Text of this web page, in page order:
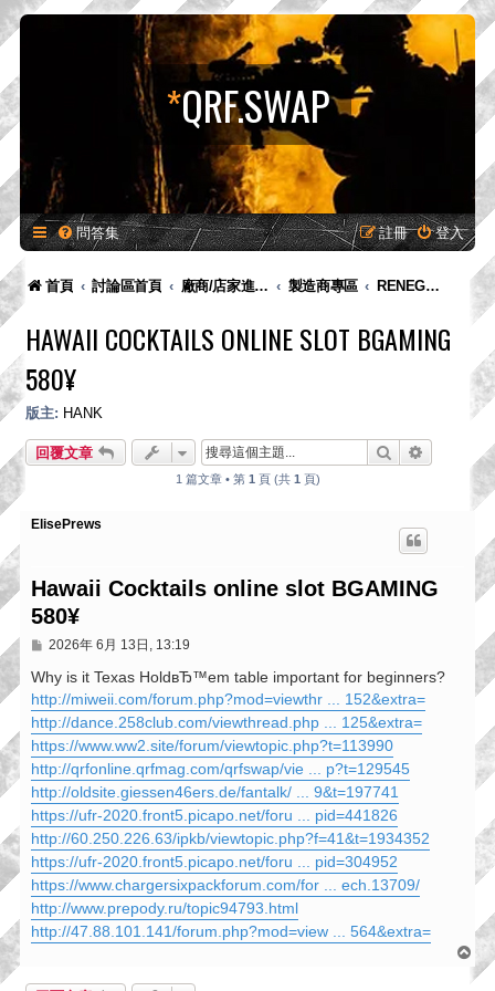
*QRF.SWAP
問答集 登入
註冊
首頁 討論區首頁 廠商/店家進駐專區-供廠商-供廠商/店家發布新品預告、產品消息，嚴禁販售！ 製造商專區 RENEGADE-Tech
HAWAII COCKTAILS ONLINE SLOT BGAMING
580¥
版主: HANK
回覆文章 搜尋
1 篇文章 • 第 1 頁 (共 1 頁)
ElisePrews
Hawaii Cocktails online slot BGAMING
580¥
文
2026年 6月 13日, 13:19
Why is it Texas HoldвЂ™em table important for beginners?
http://miweii.com/forum.php?mod=viewthr ... 152&extra=
http://dance.258club.com/viewthread.php ... 125&extra=
https://www.ww2.site/forum/viewtopic.php?t=113990
http://qrfonline.qrfmag.com/qrfswap/vie ... p?t=129545
http://oldsite.giessen46ers.de/fantalk/ ... 9&t=197741
https://ufr-2020.front5.picapo.net/foru ... pid=441826
http://60.250.226.63/ipkb/viewtopic.php?f=41&t=1934352
https://ufr-2020.front5.picapo.net/foru ... pid=304952
https://www.chargersixpackforum.com/for ... ech.13709/
http://www.prepody.ru/topic94793.html
http://47.88.101.141/forum.php?mod=view ... 564&extra=
頂